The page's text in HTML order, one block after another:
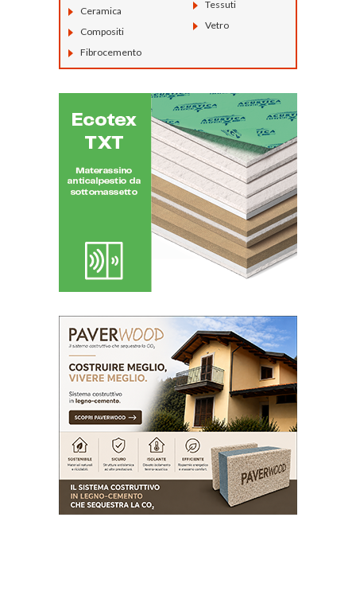
Ceramica
Compositi
Fibrocemento
Tessuti
Vetro